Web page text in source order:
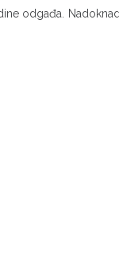
odgađa.